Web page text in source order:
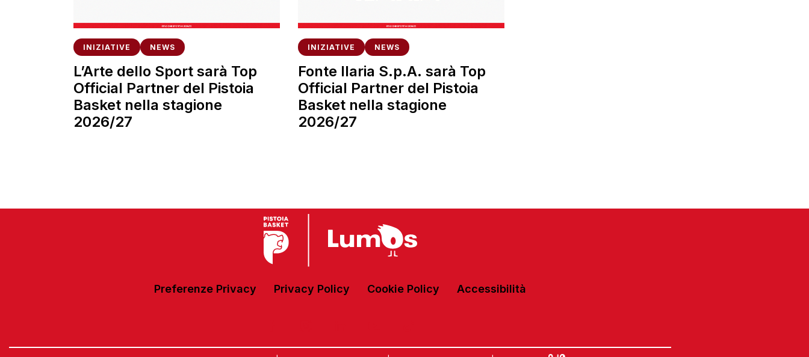
INIZIATIVE NEWS
L’Arte dello Sport sarà Top
Official Partner del Pistoia
Basket nella stagione
2026/27
INIZIATIVE NEWS
Fonte Ilaria S.p.A. sarà Top
Official Partner del Pistoia
Basket nella stagione
2026/27
Preferenze Privacy Privacy Policy Cookie Policy Accessibilità